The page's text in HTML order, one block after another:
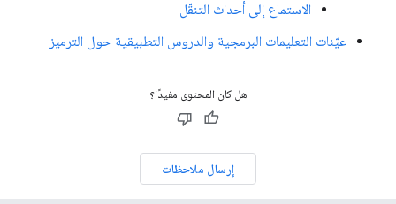
الاستماع إلى أحداث التنقّل
عيّنات التعليمات البرمجية والدروس التطبيقية حول الترميز
هل كان المحتوى مفيدًا؟
إرسال ملاحظات